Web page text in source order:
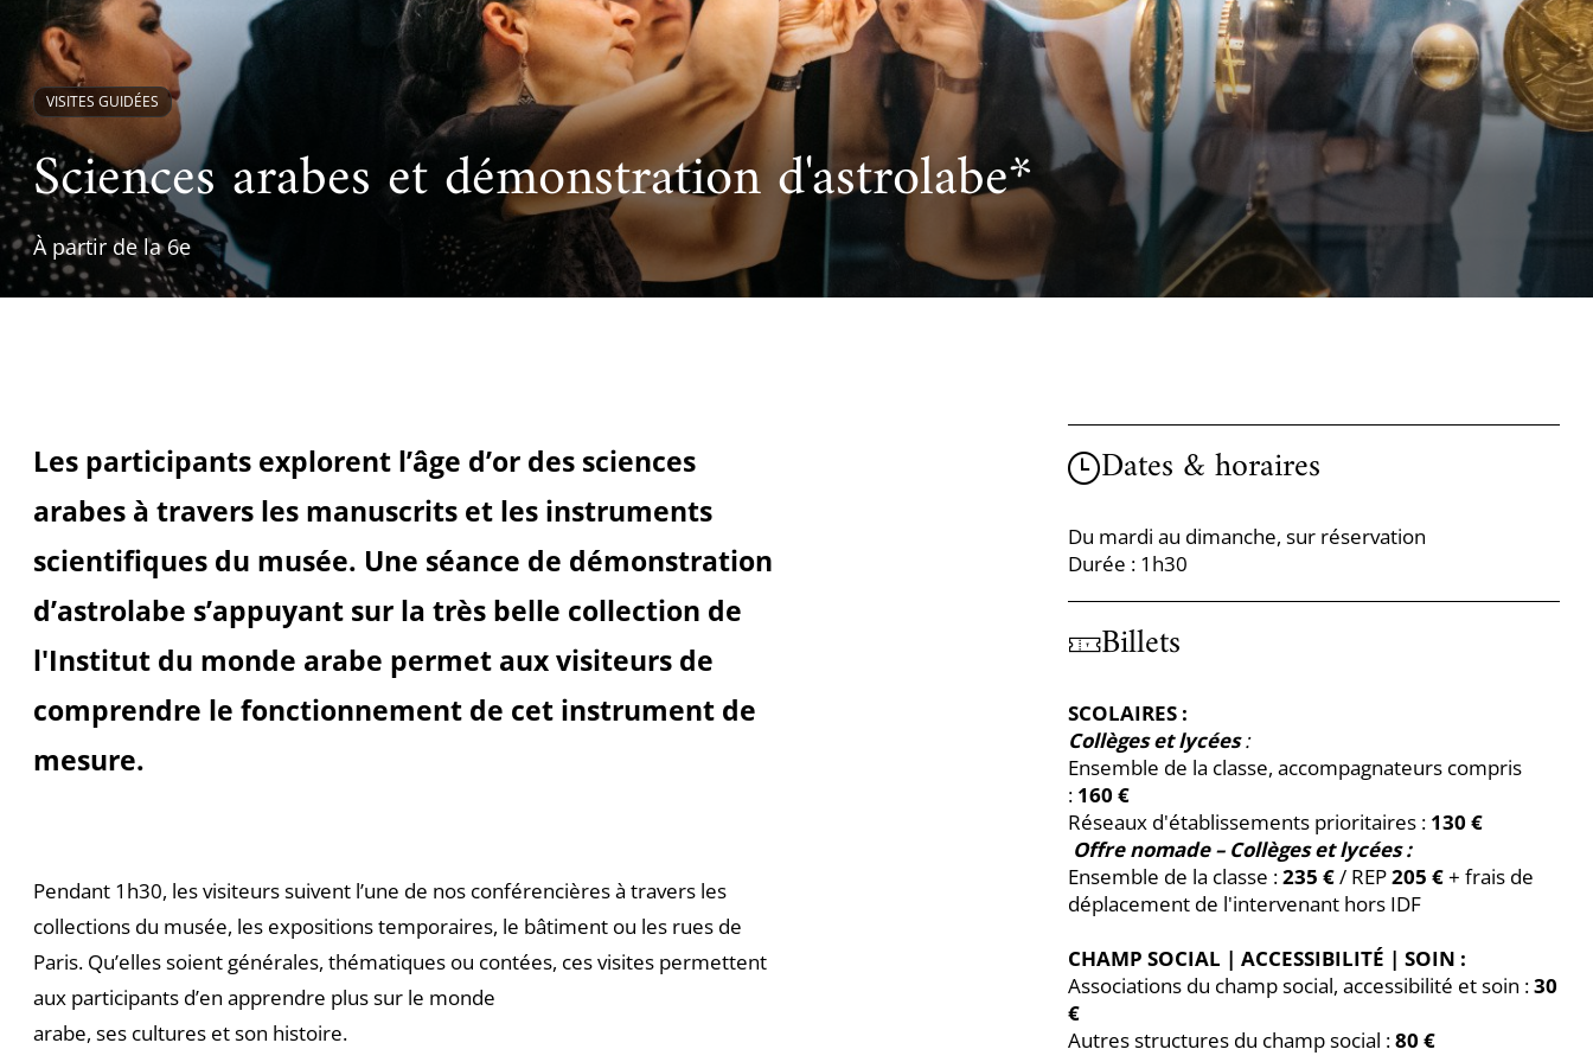
Festivals
Cinéma
Musique
Littérature et poésie
L’heure du conte
Centre de langue et de civilisation arabes
Accueillir une exposition pédagogique itinérante / Host
an educational travelling exhibition
Le projet de nouveau musée
Les rencontres économiques du monde arabe
Takam Tikou
Les Journées de l'histoire de l'IMA
VISITES GUIDÉES
Sciences arabes et démonstration d'astrolabe*
À partir de la 6e
Les participants explorent l’âge d’or des sciences
arabes à travers les manuscrits et les instruments
scientifiques du musée. Une séance de démonstration
d’astrolabe s’appuyant sur la très belle collection de
l'Institut du monde arabe permet aux visiteurs de
comprendre le fonctionnement de cet instrument de
mesure.
Pendant 1h30, les visiteurs suivent l’une de nos conférencières à travers les
collections du musée, les expositions temporaires, le bâtiment ou les rues de
Paris. Qu’elles soient générales, thématiques ou contées, ces visites permettent
aux participants d’en apprendre plus sur le monde
arabe, ses cultures et son histoire.
Dates & horaires
Du mardi au dimanche, sur réservation
Durée : 1h30
Billets
SCOLAIRES :
Collèges et lycées:
Ensemble de la classe, accompagnateurs compris
: 160 €
Réseaux d'établissements prioritaires : 130 €
Offre nomade – Collèges et lycées :
Ensemble de la classe :235 €/ REP205 €+ frais de
déplacement de l'intervenant hors IDF
CHAMP SOCIAL | ACCESSIBILITÉ | SOIN :
Associations du champ social, accessibilité et soin :30
€
Autres structures du champ social :80 €